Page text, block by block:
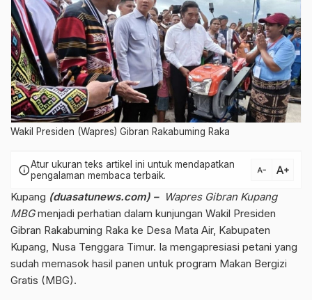
Wakil Presiden (Wapres) Gibran Rakabuming Raka
infoAtur ukuran teks artikel ini untuk mendapatkan
pengalaman membaca terbaik.
text_decrease text_increase
Kupang (duasatunews.com) – Wapres Gibran Kupang
MBGmenjadi perhatian dalam kunjungan Wakil Presiden
Gibran Rakabuming Raka ke Desa Mata Air, Kabupaten
Kupang, Nusa Tenggara Timur. Ia mengapresiasi petani yang
sudah memasok hasil panen untuk program Makan Bergizi
Gratis (MBG).